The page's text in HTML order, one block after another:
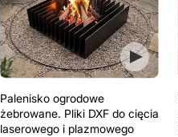
Palenisko ogrodowe
żebrowane. Pliki DXF do cięcia
laserowego i plazmowego